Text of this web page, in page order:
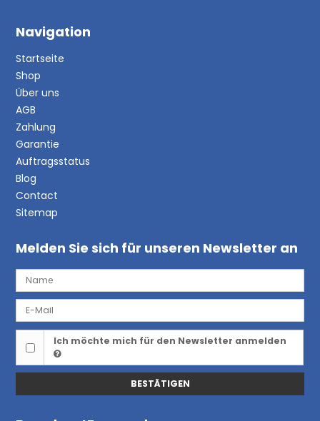
Navigation
Startseite
Shop
Über uns
AGB
Zahlung
Garantie
Auftragsstatus
Blog
Contact
Sitemap
Melden Sie sich für unseren Newsletter an
Ich möchte mich für den Newsletter anmelden
BESTÄTIGEN